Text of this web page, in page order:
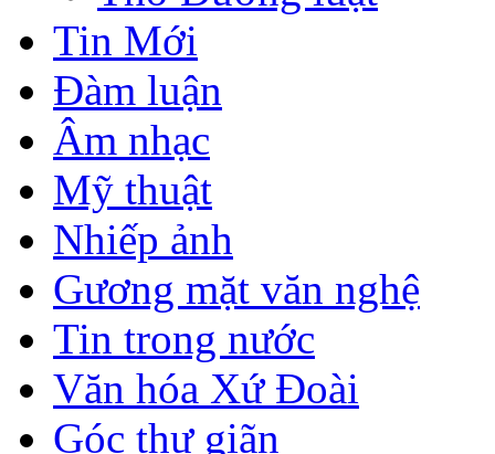
Tin Mới
Đàm luận
Âm nhạc
Mỹ thuật
Nhiếp ảnh
Gương mặt văn nghệ
Tin trong nước
Văn hóa Xứ Đoài
Góc thư giãn